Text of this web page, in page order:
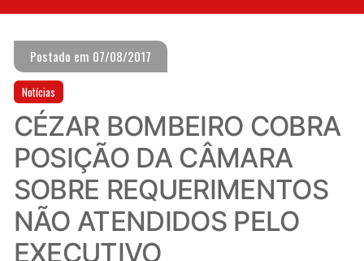
Postado em 07/08/2017
Notícias
CÉZAR BOMBEIRO COBRA
POSIÇÃO DA CÂMARA
SOBRE REQUERIMENTOS
NÃO ATENDIDOS PELO
EXECUTIVO